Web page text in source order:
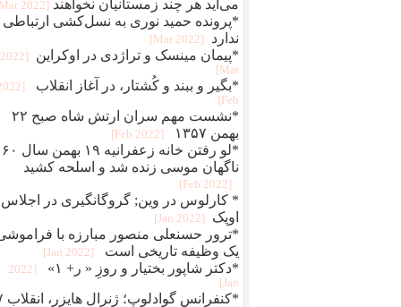
می‌آید هر چند زمستانیان نخواهند [2022 Mar]
*پرونده حمید نوری به نسل‌کشی ارتباطی
ندارد
[2022 Mar]
*پیمان مینسک و تراژدی در اوکراین
[2022
Mar]
*بگير و ببند و کُشتار، در آغاز انقلاب
Feb]
*نشست مهم سران ارتش شاه صبح ۲۲
بهمن ۱۳۵۷
[2022 Feb]
*لو رفتن خانه زعفرانیه ۱۹ بهمن سال ۶۰
ناگهان موسی زنده شد و اسلحه کشید
[2022 Feb]
* کارلوس در وین; گروگانگیری در اجلاس
اوپک
[2022 Jan]
*ترور حسنعلی منصور مبارزه با
یک وظیفه تاریخی است
[2022 Jan]
*دکتر شاپور بختیار و روزِ « ر+ ۱»
[2022
Jan]